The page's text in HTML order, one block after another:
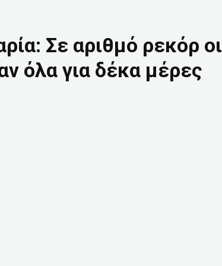
Σε αριθμό ρεκόρ οι
όλα για δέκα μέρες